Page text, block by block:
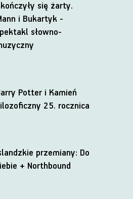
się żarty.
i Bukartyk -
słowno-
Potter i Kamień
25. rocznica
przemiany: Do
+ Northbound